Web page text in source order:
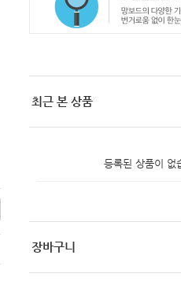
최근 본 상품
등록된 상품이 없
장바구니